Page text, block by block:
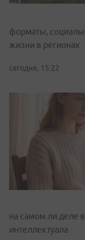
форматы,
жизни в регионах
сегодня, 15:22
на самом ли деле
интеллектуала